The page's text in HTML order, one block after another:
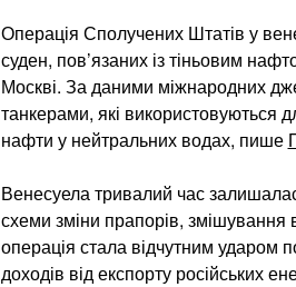
Операція Сполучених Штатів у
суден, пов’язаних із тіньовим
Москві. За даними міжнародних
танкерами, які використовуються
нафти у нейтральних водах, пише
Венесуела тривалий час
схеми зміни прапорів,
операція стала відчутним ударом
доходів від експорту російських